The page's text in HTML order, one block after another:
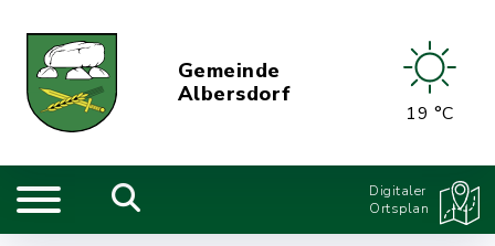
Gemeinde
Albersdorf
19 °C
Digitaler
Ortsplan